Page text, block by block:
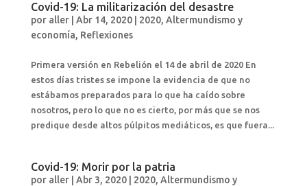
Covid-19: La militarización del desastre
por aller| Abr 14, 2020| 2020, Altermundismo y
economía, Reflexiones
Primera versión en Rebelión el 14 de abril de 2020 En
estos días tristes se impone la evidencia de que no
estábamos preparados para lo que ha caído sobre
nosotros, pero lo que no es cierto, por más que se nos
predique desde altos púlpitos mediáticos, es que fuera...
Covid-19: Morir por la patria
por aller| Abr 3, 2020| 2020, Altermundismo y